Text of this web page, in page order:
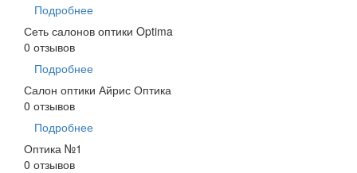
Подробнее
Сеть салонов оптики Optima
0 отзывов
Подробнее
Салон оптики Айрис Оптика
0 отзывов
Подробнее
Оптика №1
0 отзывов